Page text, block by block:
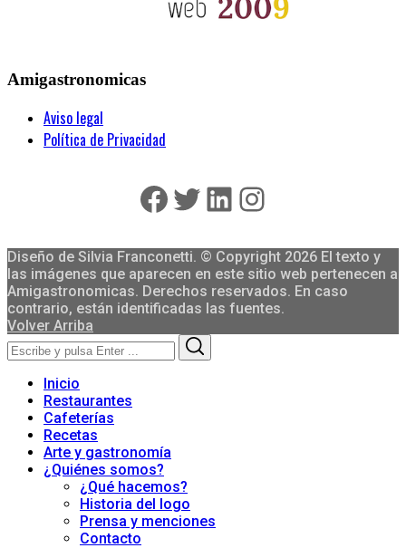
Amigastronomicas
Aviso legal
Política de Privacidad
Facebook
Twitter
LinkedIn
Instagram
Diseño de Silvia Franconetti. © Copyright 2026 El texto y
las imágenes que aparecen en este sitio web pertenecen a
Amigastronomicas. Derechos reservados. En caso
contrario, están identificadas las fuentes.
Volver Arriba
Search
for:
Inicio
Restaurantes
Cafeterías
Recetas
Arte y gastronomía
¿Quiénes somos?
¿Qué hacemos?
Historia del logo
Prensa y menciones
Contacto